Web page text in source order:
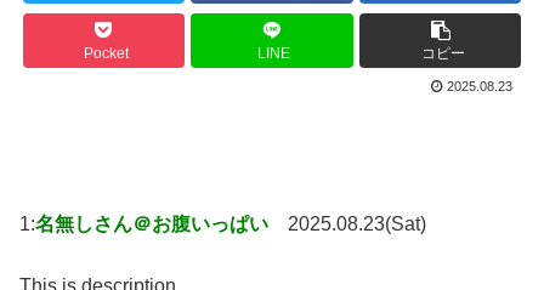
Pocket LINE コピー
2025.08.23
1:名無しさん＠お腹いっぱい 2025.08.23(Sat)
This is description